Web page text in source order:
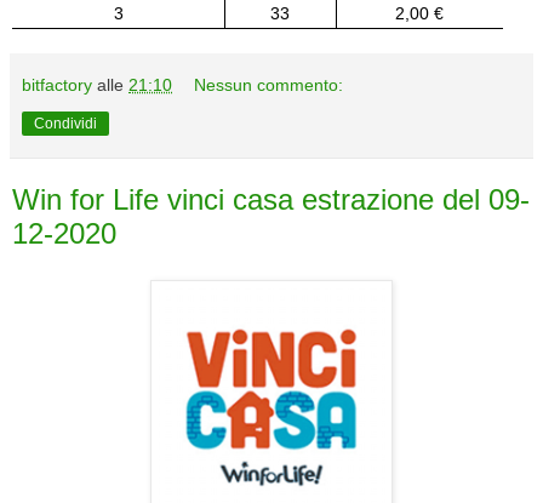
3
33 2,00 €
bitfactory alle 21:10 Nessun commento:
Condividi
Win for Life vinci casa estrazione del 09-
12-2020